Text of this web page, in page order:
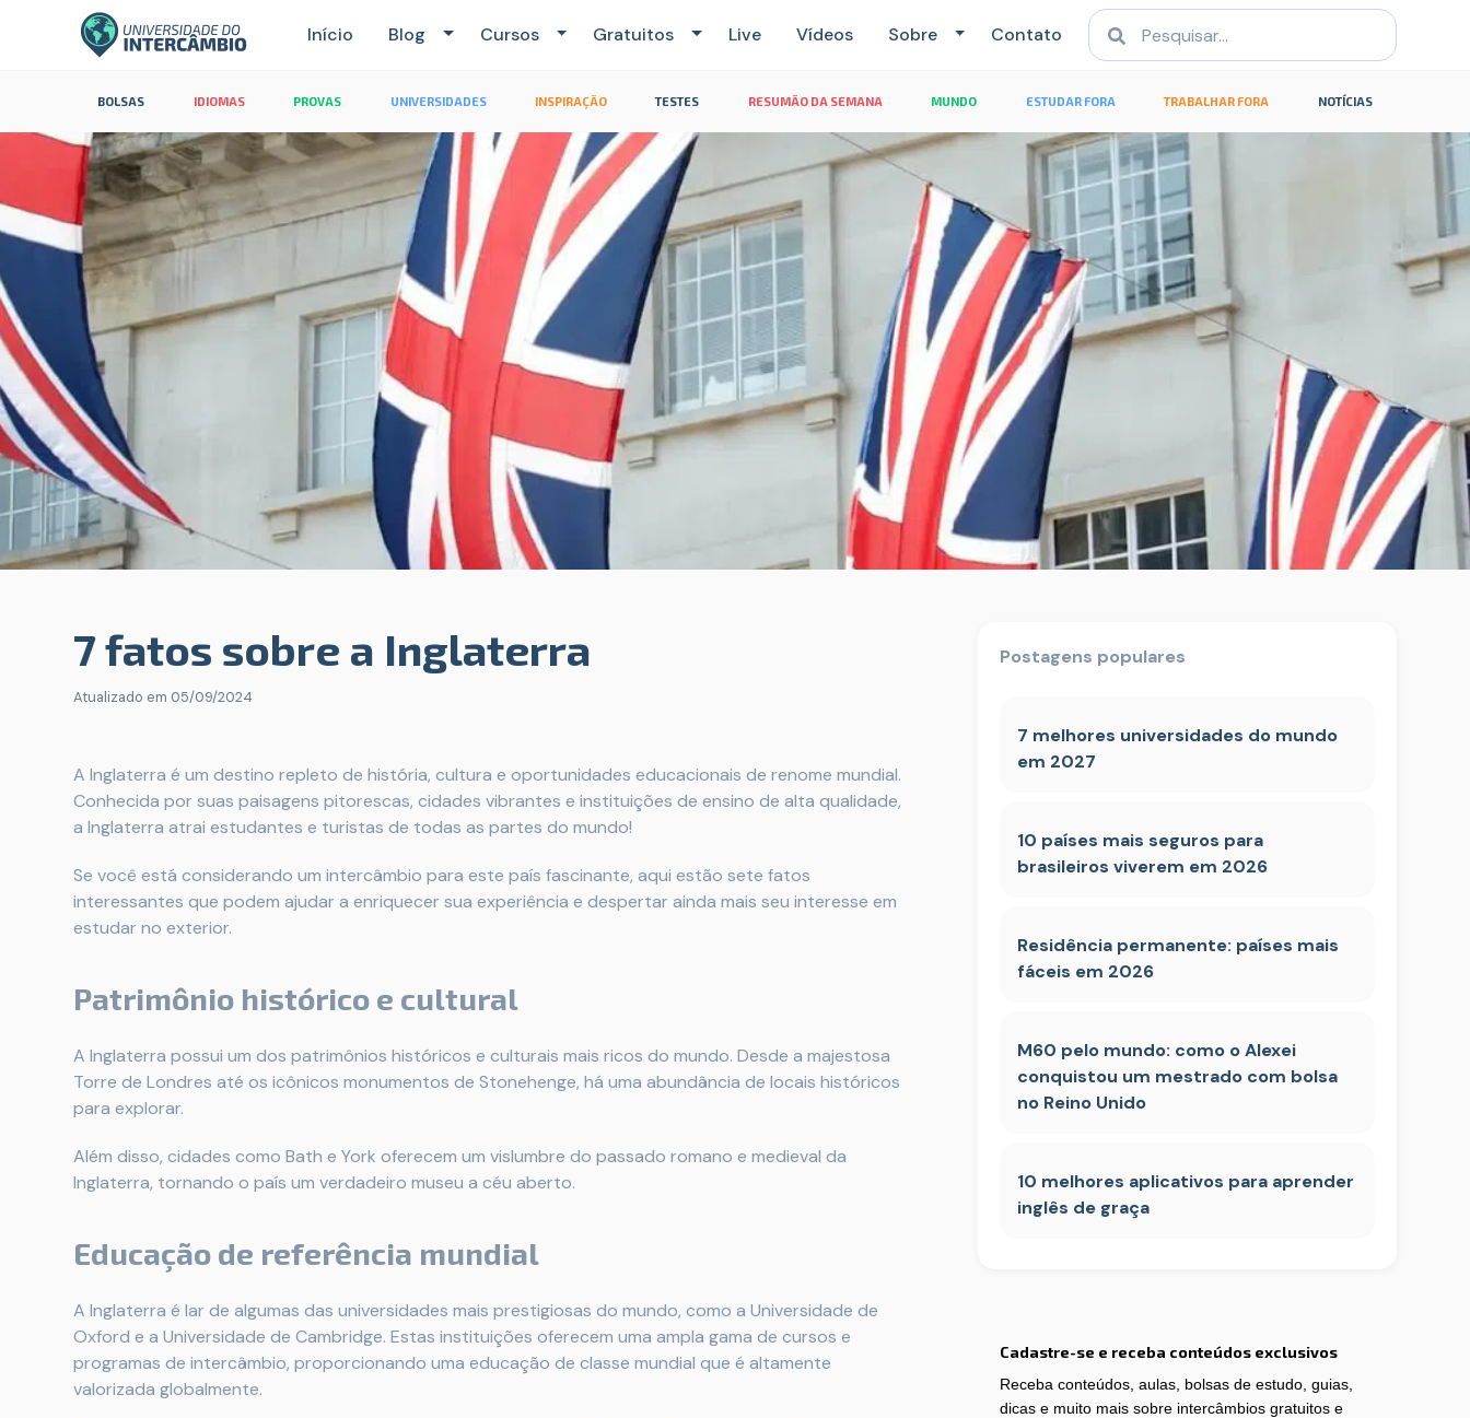
Início Blog Cursos Gratuitos Live Vídeos Sobre Contato
BOLSAS IDIOMAS PROVAS UNIVERSIDADES INSPIRAÇÃO TESTES RESUMÃO DA SEMANA MUNDO ESTUDAR FORA TRABALHAR FORA NOTÍCIAS
7 fatos sobre a Inglaterra
Atualizado em 05/09/2024
A Inglaterra é um destino repleto de história, cultura e oportunidades educacionais de renome mundial.
Conhecida por suas paisagens pitorescas, cidades vibrantes e instituições de ensino de alta qualidade,
a Inglaterra atrai estudantes e turistas de todas as partes do mundo!
Se você está considerando um intercâmbio para este país fascinante, aqui estão sete fatos
interessantes que podem ajudar a enriquecer sua experiência e despertar ainda mais seu interesse em
estudar no exterior.
Patrimônio histórico e cultural
A Inglaterra possui um dos patrimônios históricos e culturais mais ricos do mundo. Desde a majestosa
Torre de Londres até os icônicos monumentos de Stonehenge, há uma abundância de locais históricos
para explorar.
Além disso, cidades como Bath e York oferecem um vislumbre do passado romano e medieval da
Inglaterra, tornando o país um verdadeiro museu a céu aberto.
Educação de referência mundial
A Inglaterra é lar de algumas das universidades mais prestigiosas do mundo, como a Universidade de
Oxford e a Universidade de Cambridge. Estas instituições oferecem uma ampla gama de cursos e
programas de intercâmbio, proporcionando uma educação de classe mundial que é altamente
valorizada globalmente.
Postagens populares
7 melhores universidades do mundo
em 2027
10 países mais seguros para
brasileiros viverem em 2026
Residência permanente: países mais
fáceis em 2026
M60 pelo mundo: como o Alexei
conquistou um mestrado com bolsa
no Reino Unido
10 melhores aplicativos para aprender
inglês de graça
Cadastre-se e receba conteúdos exclusivos
Receba conteúdos, aulas, bolsas de estudo, guias,
dicas e muito mais sobre intercâmbios gratuitos e